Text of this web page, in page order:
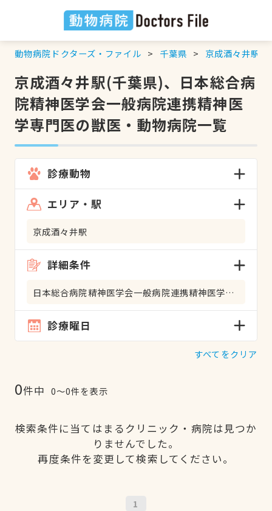
動物病院ドクターズ・ファイル 千葉県 京成酒々井駅
京成酒々井駅(千葉県)、日本総合病
院精神医学会一般病院連携精神医
学専門医の獣医・動物病院一覧
診療動物
エリア・駅
京成酒々井駅
詳細条件
日本総合病院精神医学会一般病院連携精神医学専門医
診療曜日
すべてをクリア
0件中 0〜0件を表示
検索条件に当てはまるクリニック・病院は見つか
りませんでした。
再度条件を変更して検索してください。
1